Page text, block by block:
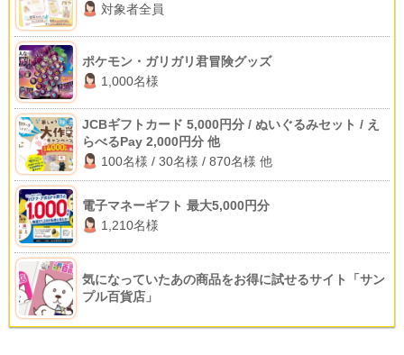
対象者全員
ポケモン・ガリガリ君冒険グッズ
1,000名様
JCBギフトカード 5,000円分 / ぬいぐるみセット / え
らべるPay 2,000円分 他
100名様 / 30名様 / 870名様 他
電子マネーギフト 最大5,000円分
1,210名様
気になっていたあの商品をお得に試せるサイト「サン
プル百貨店」